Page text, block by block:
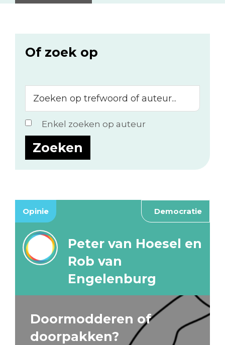
Of zoek op
op
trefwoord
of
auteur...
Enkel zoeken op auteur
Opinie Democratie
Peter van Hoesel en
Rob van
Engelenburg
Doormodderen of
doorpakken?